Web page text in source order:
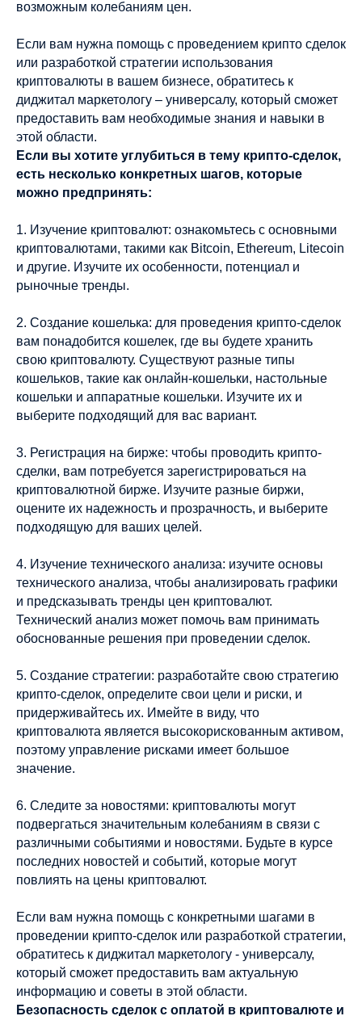
возможным колебаниям цен.
Если вам нужна помощь с проведением крипто сделок
или разработкой стратегии использования
криптовалюты в вашем бизнесе, обратитесь к
диджитал маркетологу – универсалу, который сможет
предоставить вам необходимые знания и навыки в
этой области.
Если вы хотите углубиться в тему крипто-сделок,
есть несколько конкретных шагов, которые
можно предпринять:
1. Изучение криптовалют: ознакомьтесь с основными
криптовалютами, такими как Bitcoin, Ethereum, Litecoin
и другие. Изучите их особенности, потенциал и
рыночные тренды.
2. Создание кошелька: для проведения крипто-сделок
вам понадобится кошелек, где вы будете хранить
свою криптовалюту. Существуют разные типы
кошельков, такие как онлайн-кошельки, настольные
кошельки и аппаратные кошельки. Изучите их и
выберите подходящий для вас вариант.
3. Регистрация на бирже: чтобы проводить крипто-
сделки, вам потребуется зарегистрироваться на
криптовалютной бирже. Изучите разные биржи,
оцените их надежность и прозрачность, и выберите
подходящую для ваших целей.
4. Изучение технического анализа: изучите основы
технического анализа, чтобы анализировать графики
и предсказывать тренды цен криптовалют.
Технический анализ может помочь вам принимать
обоснованные решения при проведении сделок.
5. Создание стратегии: разработайте свою стратегию
крипто-сделок, определите свои цели и риски, и
придерживайтесь их. Имейте в виду, что
криптовалюта является высокорискованным активом,
поэтому управление рисками имеет большое
значение.
6. Следите за новостями: криптовалюты могут
подвергаться значительным колебаниям в связи с
различными событиями и новостями. Будьте в курсе
последних новостей и событий, которые могут
повлиять на цены криптовалют.
Если вам нужна помощь с конкретными шагами в
проведении крипто-сделок или разработкой стратегии,
обратитесь к диджитал маркетологу - универсалу,
который сможет предоставить вам актуальную
информацию и советы в этой области.
Безопасность сделок с оплатой в криптовалюте и